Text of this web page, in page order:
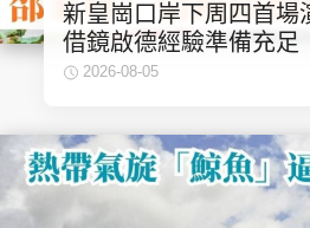
新皇崗口岸下周四首場
借鏡啟德經驗準備充足
2026-08-05